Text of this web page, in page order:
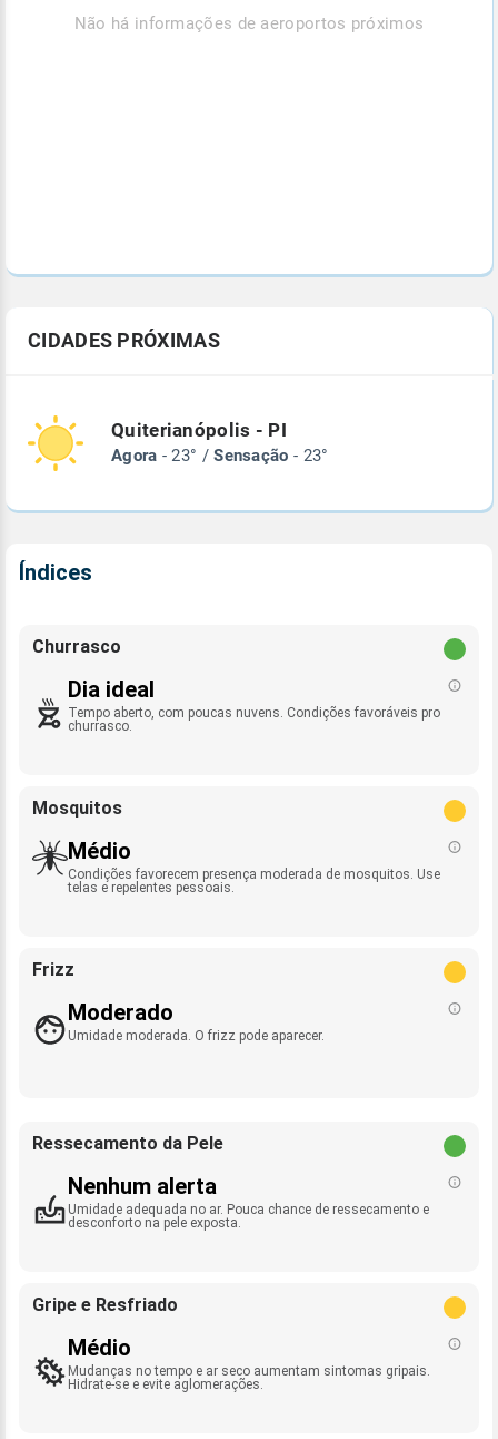
Não há informações de aeroportos próximos
CIDADES PRÓXIMAS
Quiterianópolis - PI
Agora - 23° /Sensação - 23°
Índices
Churrasco
Dia ideal
Tempo aberto, com poucas nuvens. Condições favoráveis pro
churrasco.
Mosquitos
Médio
Condições favorecem presença moderada de mosquitos. Use
telas e repelentes pessoais.
Frizz
Moderado
Umidade moderada. O frizz pode aparecer.
Ressecamento da Pele
Nenhum alerta
Umidade adequada no ar. Pouca chance de ressecamento e
desconforto na pele exposta.
Gripe e Resfriado
Médio
Mudanças no tempo e ar seco aumentam sintomas gripais.
Hidrate-se e evite aglomerações.